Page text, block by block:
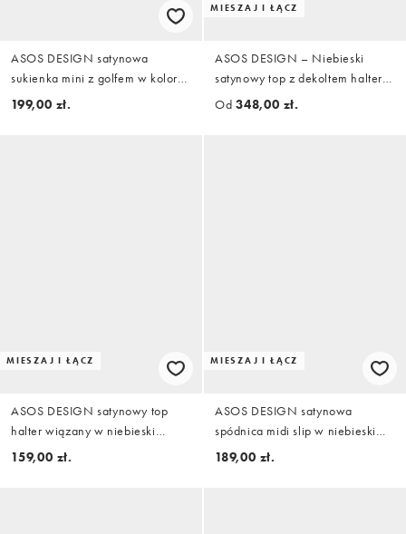
ASOS DESIGN satynowa
sukienka mini z golfem w kolorze
zielonym we wzór kwiatowy
199,00 zł.
MIESZAJ I ŁĄCZ
ASOS DESIGN – Niebieski
satynowy top z dekoltem halter i
wiązaniem w kwiatowy wzór,
Od 348,00 zł.
MIESZAJ I ŁĄCZ
ASOS DESIGN satynowy top
halter wiązany w niebieski
kwiatowy wzór, część zestawu
159,00 zł.
MIESZAJ I ŁĄCZ
ASOS DESIGN satynowa
spódnica midi slip w niebieski
kwiatowy wzór, część zestawu
189,00 zł.